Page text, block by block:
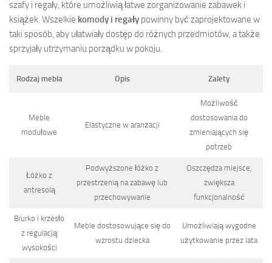
szafy i regały, które umożliwią łatwe zorganizowanie zabawek i
książek. Wszelkie komody i regały powinny być zaprojektowane w
taki sposób, aby ułatwiały dostęp do różnych przedmiotów, a także
sprzyjały utrzymaniu porządku w pokoju.
Rodzaj mebla Opis Zalety
Meble
modułowe
Elastyczne w aranżacji
Możliwość
dostosowania do
zmieniających się
potrzeb
Łóżko z
antresolą
Podwyższone łóżko z
przestrzenią na zabawę lub
przechowywanie
Os­zczędza miejsce,
zwiększa
funkcjonalność
Biurko i krzesło
z regulacją
wysokości
Meble dostosowujące się do
wzrostu dziecka
Umożliwiają wygodne
użytkowanie przez lata